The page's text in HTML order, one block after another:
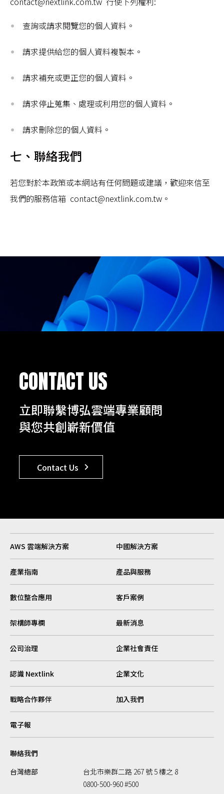
查詢或請求閱覽您的個人資料。
請求提供給您的個人資料複製本。
請求補充或更正您的個人資料。
請求停止蒐集、處理或利用您的個人資料。
請求刪除您的個人資料。
七、聯絡我們
若您對於本政策或本網站有任何問題或建議，歡迎來信至
我們的服務信箱 contact@nextlink.com.tw。
CONTACT US
立即聯繫博弘雲端專業顧問
與您共創嶄新價值
Contact Us
AWS 雲端解決方案 中國解決方案
產業指南 產品與服務
數位整合應用 客戶案例
架構師專欄 最新消息
公司治理 企業社會責任
認識 Nextlink 企業文化
戰略合作夥伴 加入我們
電子報
聯絡我們
台灣總部
台北市樂群二路 267 號 5 樓之 8
0800-500-960 #500